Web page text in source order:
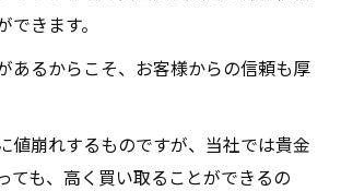
きます。
あるからこそ、お客様からの信頼も厚
値崩れするものですが、当社では貴金
ても、高く買い取ることができるの